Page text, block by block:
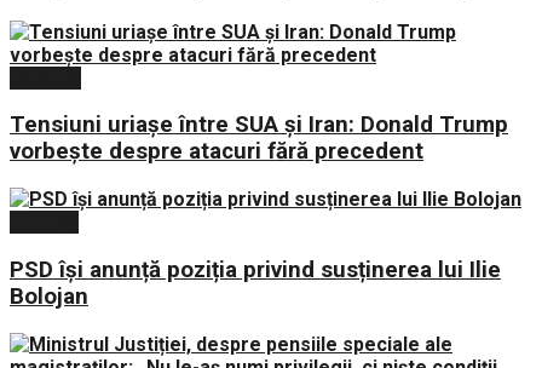
Tensiuni uriașe între SUA și Iran: Donald Trump
vorbește despre atacuri fără precedent
PSD își anunță poziția privind susținerea lui Ilie
Bolojan